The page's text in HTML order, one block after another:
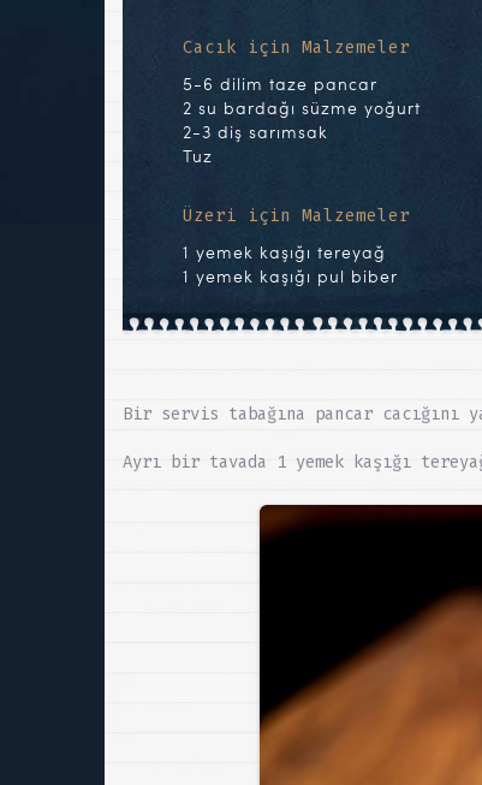
Cacık için Malzemeler
5-6 dilim taze pancar
2 su bardağı süzme yoğurt
2-3 diş sarımsak
Tuz
Üzeri için Malzemeler
1 yemek kaşığı tereyağ
1 yemek kaşığı pul biber
Bir servis tabağına pancar
Ayrı bir tavada 1 yemek kaşığı